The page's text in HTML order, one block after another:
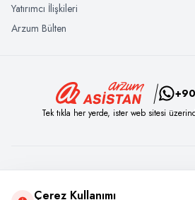
Yatırımcı İlişkileri
Arzum Bülten
Tek tıkla her yerde, ister web sitesi
Çerez Kullanımı